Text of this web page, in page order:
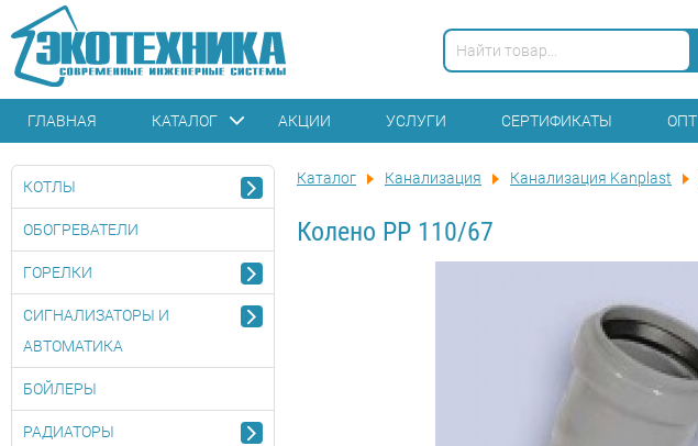
ГЛАВНАЯ КАТАЛОГ АКЦИИ УСЛУГИ СЕРТИФИКАТЫ ОПТ
Каталог Канализация Канализация Kanplast
Колено PP 110/67
КОТЛЫ
ОБОГРЕВАТЕЛИ
ГОРЕЛКИ
СИГНАЛИЗАТОРЫ И
АВТОМАТИКА
БОЙЛЕРЫ
РАДИАТОРЫ